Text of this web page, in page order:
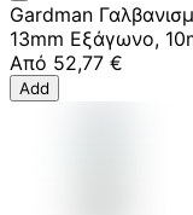
Gardman
13mm Εξάγωνο,
Από 52,77 €
Add